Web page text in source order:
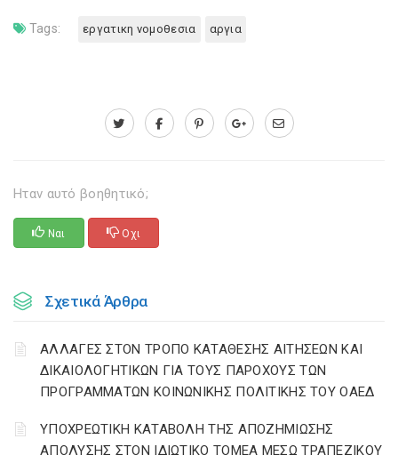
Tags: εργατικη νομοθεσια αργια
Ηταν αυτό βοηθητικό;
Ναι Οχι
Σχετικά Άρθρα
ΑΛΛΑΓΕΣ ΣΤΟΝ ΤΡΟΠΟ ΚΑΤΑΘΕΣΗΣ ΑΙΤΗΣΕΩΝ ΚΑΙ
ΔΙΚΑΙΟΛΟΓΗΤΙΚΩΝ ΓΙΑ ΤΟΥΣ ΠΑΡΟΧΟΥΣ ΤΩΝ
ΠΡΟΓΡΑΜΜΑΤΩΝ ΚΟΙΝΩΝΙΚΗΣ ΠΟΛΙΤΙΚΗΣ ΤΟΥ ΟΑΕΔ
YΠΟΧΡΕΩΤΙΚΗ ΚΑΤΑΒΟΛΗ ΤΗΣ ΑΠΟΖΗΜΙΩΣΗΣ
ΑΠΟΛΥΣΗΣ ΣΤΟΝ ΙΔΙΩΤΙΚΟ ΤΟΜΕΑ ΜΕΣΩ ΤΡΑΠΕΖΙΚΟΥ